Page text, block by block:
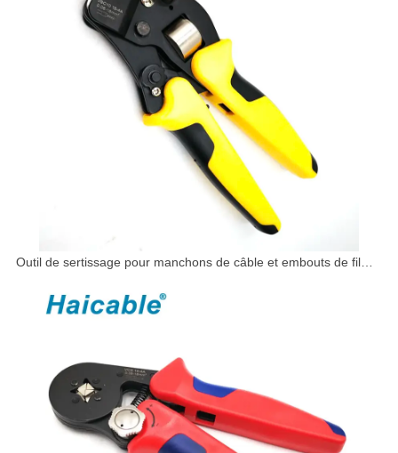
Outil de sertissage pour manchons de câble et embouts de fil